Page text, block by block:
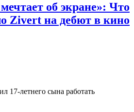
об экране»: Что
Zivert на дебют в кино
17-летнего сына работать